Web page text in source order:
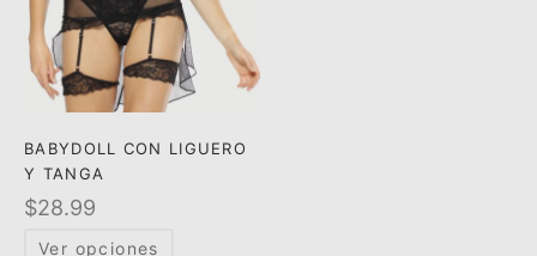
BABYDOLL CON LIGUERO
Y TANGA
$28.99
Ver opciones